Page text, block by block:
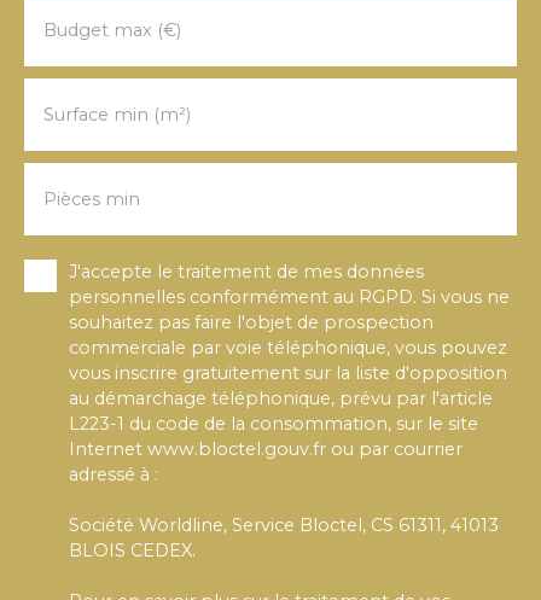
Budget max (€)
Surface min (m²)
Pièces min
J'accepte le traitement de mes données
personnelles conformément au RGPD. Si vous ne
souhaitez pas faire l'objet de prospection
commerciale par voie téléphonique, vous pouvez
vous inscrire gratuitement sur la liste d'opposition
au démarchage téléphonique, prévu par l'article
L223-1 du code de la consommation, sur le site
Internet www.bloctel.gouv.fr ou par courrier
adressé à :
Société Worldline, Service Bloctel, CS 61311, 41013
BLOIS CEDEX.